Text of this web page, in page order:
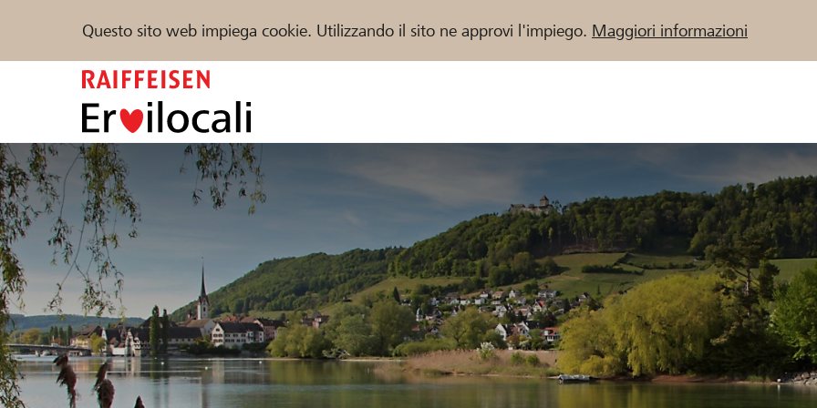
Questo sito web impiega cookie. Utilizzando il sito ne approvi l'impiego. Maggiori informazioni
Sostenere Aiuto & supporto
Trova progetti e organizzazioni
DE FR IT